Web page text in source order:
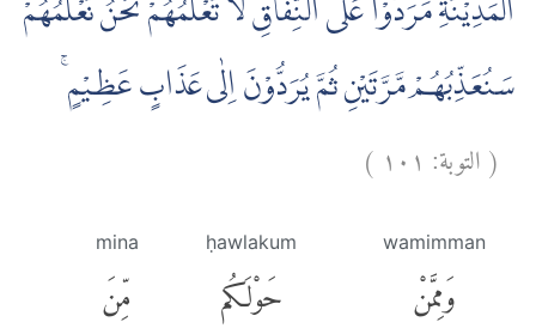
الْمَدِيْنَةِ مَرَدُوْا عَلَى النِّفَاقِۗ لَا تَعْلَمُهُمْۗ نَحْنُ نَعْلَمُهُمْۗ
سَنُعَذِّبُهُمْ مَّرَّتَيْنِ ثُمَّ يُرَدُّوْنَ اِلٰى عَذَابٍ عَظِيْمٍ ۚ
(التوبة: ١٠١ )
wamimman
وَمِمَّنْ
ḥawlakum
حَوْلَكُم
mina
مِّنَ